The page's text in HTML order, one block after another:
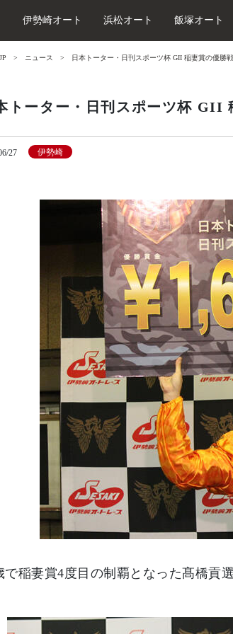
伊勢崎オート 浜松オート 飯塚オート
ニュース 日本トーター・日刊スポーツ杯 GII 稲妻賞の優勝
トーター・日刊スポーツ杯 GII
27 伊勢崎
で稲妻賞4度目の制覇となった髙橋貢